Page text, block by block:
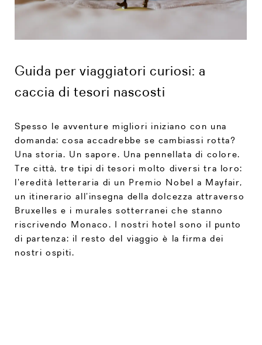
Guida per viaggiatori curiosi: a
caccia di tesori nascosti
Spesso le avventure migliori iniziano con una
domanda: cosa accadrebbe se cambiassi rotta?
Una storia. Un sapore. Una pennellata di colore.
Tre città, tre tipi di tesori molto diversi tra loro:
l’eredità letteraria di un Premio Nobel a Mayfair,
un itinerario all’insegna della dolcezza attraverso
Bruxelles e i murales sotterranei che stanno
riscrivendo Monaco. I nostri hotel sono il punto
di partenza: il resto del viaggio è la firma dei
nostri ospiti.